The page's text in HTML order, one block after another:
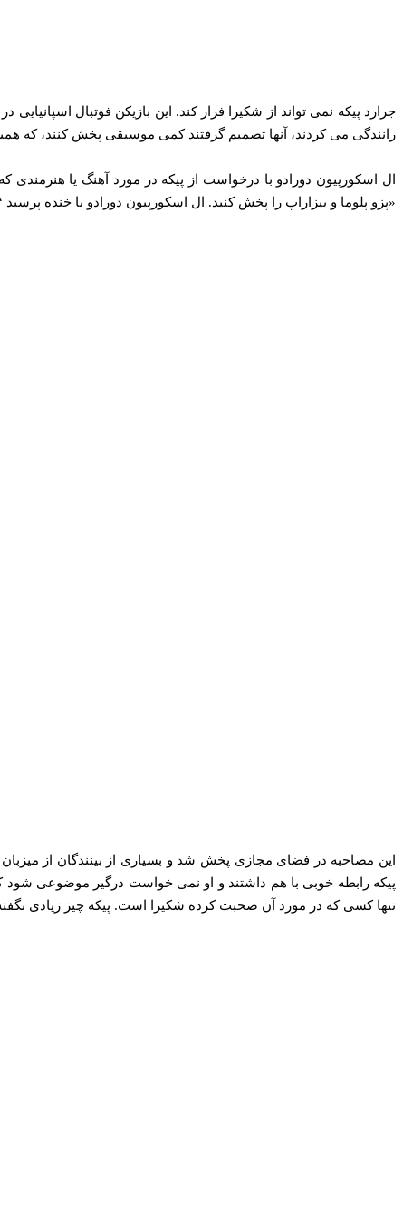
جرارد پیکه نمی تواند از شکیرا فرار کند. این بازیکن فوتبال
رانندگی می کردند، آنها تصمیم گرفتند کمی موسیقی پخش کنند، که
ال اسکورپیون دورادو با درخواست از پیکه در مورد آهنگ یا
«پزو پلوما و بیزاراپ را پخش کنید. ال اسکورپیون دورادو با خنده پرسید
این مصاحبه در فضای مجازی پخش شد و بسیاری از بینندگان از میزبان
پیکه رابطه خوبی با هم داشتند و او نمی خواست درگیر موضوعی
تنها کسی که در مورد آن صحبت کرده شکیرا است. پیکه چیز زیادی